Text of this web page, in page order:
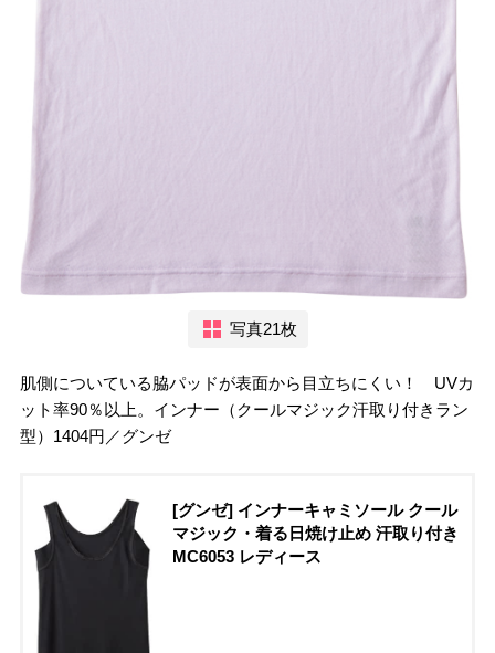
写真21枚
肌側についている脇パッドが表面から目立ちにくい！ UVカ
ット率90％以上。インナー（クールマジック汗取り付きラン
型）1404円／グンゼ
[グンゼ] インナーキャミソール クール
マジック・着る日焼け止め 汗取り付き
MC6053 レディース